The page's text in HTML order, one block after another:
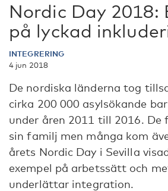
Nordic Day 2018:
på lyckad
INTEGRERING
4 jun 2018
De nordiska länderna tog
cirka 200 000 asylsökande
under åren 2011 till 2016. De
sin familj men många kom
årets Nordic Day i Sevilla
exempel på arbetssätt och
underlättar integration.